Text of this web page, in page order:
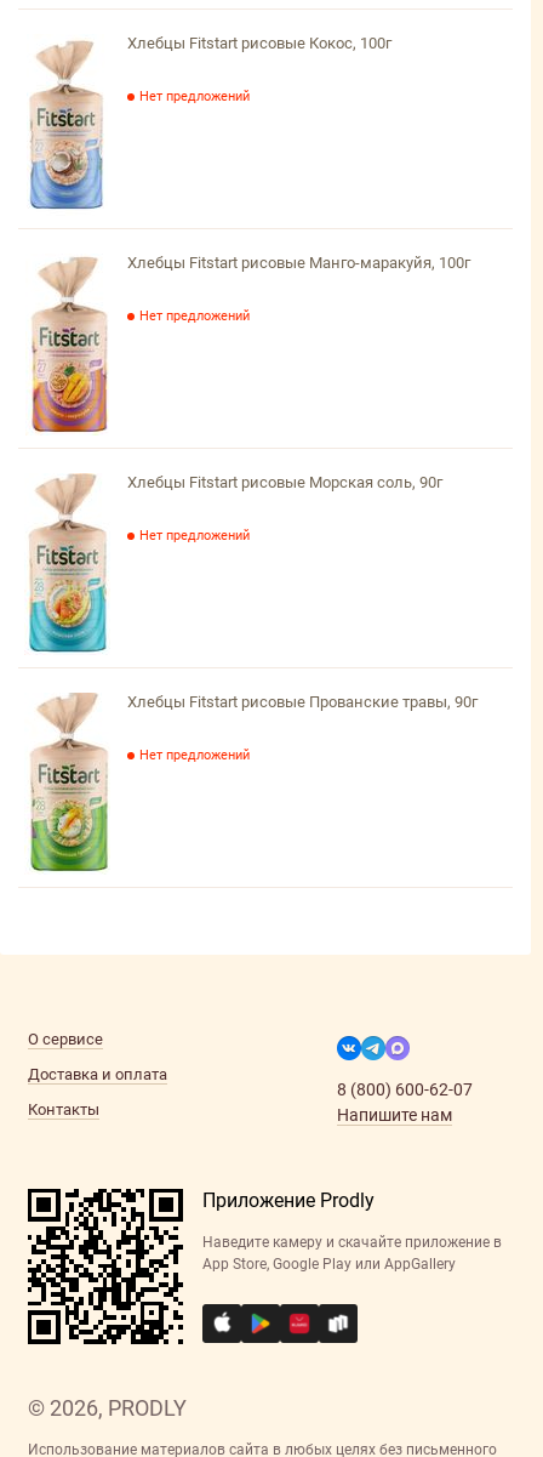
Хлебцы Fitstart рисовые Кокос, 100г
Нет предложений
Хлебцы Fitstart рисовые Манго-маракуйя, 100г
Нет предложений
Хлебцы Fitstart рисовые Морская соль, 90г
Нет предложений
Хлебцы Fitstart рисовые Прованские травы, 90г
Нет предложений
© 2026, PRODLY
Использование материалов сайта в любых целях без письменного
О сервисе
Доставка и оплата
Контакты
8 (800) 600-62-07
Напишите нам
Приложение Prodly
Наведите камеру и скачайте приложение в
App Store, Google Play или AppGallery